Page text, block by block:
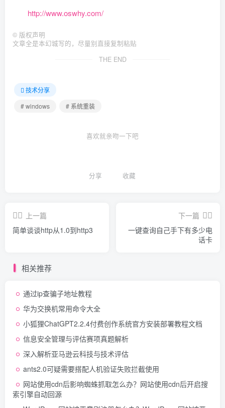
http://www.oswhy.com/
© 版权声明
文章全是本幻城写的，尽量别直接复制粘贴
THE END
技术分享
# windows
# 系统重装
喜欢就亲吻一下吧
分享 收藏
上一篇
简单谈谈http从1.0到http3
下一篇
一键查询自己手下有多少电
话卡
相关推荐
通过ip查骗子地址教程
华为交换机常用命令大全
小狐狸ChatGPT2.2.4付费创作系统官方安装部署教程文档
信息安全管理与评估赛项真题解析
深入解析亚马逊云科技与技术评估
ants2.0可疑需要搭配人机验证失败拦截使用
网站使用cdn后影响蜘蛛抓取怎么办？网站使用cdn后开启搜
索引擎自动回源